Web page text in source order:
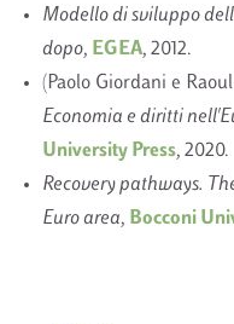
Modello di sviluppo
dopo, EGEA, 2012.
(Paolo Giordani e
Economia e diritti
University Press, 2020.
Recovery pathways.
Euro area, Bocconi